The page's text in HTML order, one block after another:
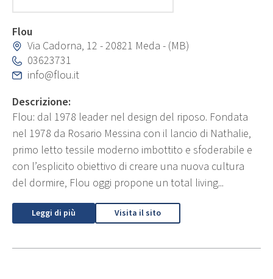
Flou
Via Cadorna, 12 - 20821 Meda - (MB)
03623731
info@flou.it
Descrizione:
Flou: dal 1978 leader nel design del riposo. Fondata
nel 1978 da Rosario Messina con il lancio di Nathalie,
primo letto tessile moderno imbottito e sfoderabile e
con l’esplicito obiettivo di creare una nuova cultura
del dormire, Flou oggi propone un total living...
Leggi di più Visita il sito